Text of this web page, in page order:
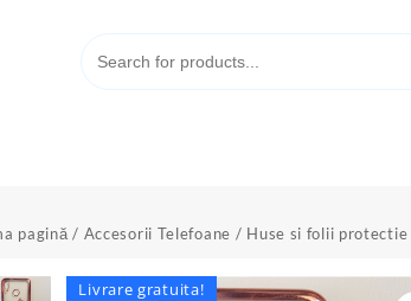
pagină/ Accesorii Telefoane / Huse si folii protectie
Livrare gratuita!